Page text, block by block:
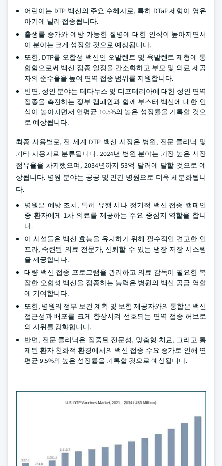
어린이는 DTP 백신의 주요 수혜자로, 특히 DTaP 제형이 영유
아기에 널리 접종됩니다.
출생률 증가와 예방 가능한 질병에 대한 인식이 높아지면서
이 분야는 크게 성장할 것으로 예상됩니다.
또한, DTP를 오합성 백신인 오발렌트 및 육발렌트 제형에 통
합함으로써 백신 접종 일정을 간소화하고 부모 및 의료 제공
자의 준수율을 높여 면역 접종 범위를 지원합니다.
반면, 성인 분야는 테타누스 및 디프테리아에 대한 성인 면역
접종을 촉진하는 정부 캠페인과 함께 부스터 백신에 대한 인
식이 높아지면서 연평균 10.5%의 높은 성장률을 기록할 것으
로 예상됩니다.
최종 사용별로, 전 세계 DTP 백신 시장은 병원, 전문 클리닉 및
기타 사용자로 분류됩니다. 2024년 병원 분야는 가장 높은 시장
점유율을 차지했으며, 2034년까지 53억 달러에 달할 것으로 예
상됩니다. 병원 분야는 공공 및 민간 병원으로 더욱 세분화됩니
다.
병원은 예방 조치, 특히 유행 시나 정기적 백신 접종 캠페인
중 환자에게 1차 의료를 제공하는 주요 중심지 역할을 합니
다.
이 시설들은 백신 효능을 유지하기 위해 필수적인 견고한 인
프라, 숙련된 의료 전문가, 신뢰할 수 있는 냉장 저장 시스템
을 제공합니다.
대량 백신 접종 프로그램을 관리하고 의료 감독이 필요한 복
잡한 오합성 백신을 접종하는 능력은 병원의 백신 공급 역할
에 기여합니다.
또한, 병원의 정부 보건 계획 및 보험 제공자와의 통합은 백신
접근성과 배포를 크게 향상시켜 선호되는 면역 접종 허브로
의 지위를 강화합니다.
반면, 전문 클리닉은 집중된 전문성, 맞춤형 치료, 그리고 통
제된 환자 친화적 환경에서의 백신 접종 수요 증가로 인해 연
평균 9.5%의 높은 성장률을 기록할 것으로 예상됩니다.